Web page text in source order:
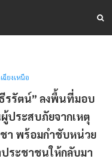
ฉียงเหนือ
รรัตน์” ลงพื้นที่มอบ
ประสบภัยจากเหตุ
า พร้อมกำชับหน่วย
ประชาชนให้กลับมา